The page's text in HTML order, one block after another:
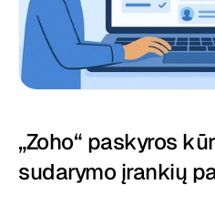
„Zoho“ paskyros
sudarymo įrankių